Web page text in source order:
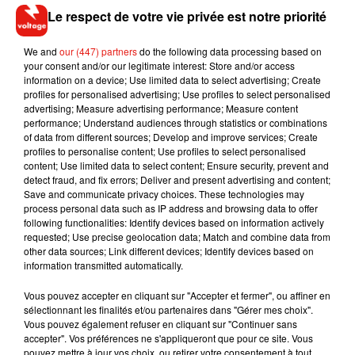
le dîner, le saviez-vous ?
restaurant sur trois en France. Au fast-food ou au restaurant,
il s’en est vendu 1,2 milliard l’an dernier, pour un prix moyen
d’un peu moins de 12€ !
Ecouter L'essentiel de l'actu 05/10/2016 15H
Musique
Fred again.. et Latin Mafia dévoilent enfin
leur mixtape créée en...
Le respect de votre vie privée est notre priorité
We and our (447) partnersdo the following data processing based on
your consent and/or our legitimate interest: Store and/or access
information on a device; Use limited data to select advertising; Create
profiles for personalised advertising; Use profiles to select personalised
advertising; Measure advertising performance; Measure content
performance; Understand audiences through statistics or combinations
of data from different sources; Develop and improve services; Create
profiles to personalise content; Use profiles to select personalised
content; Use limited data to select content; Ensure security, prevent and
detect fraud, and fix errors; Deliver and present advertising and content;
Save and communicate privacy choices. These technologies may
process personal data such as IP address and browsing data to offer
following functionalities: Identify devices based on information actively
requested; Use precise geolocation data; Match and combine data from
other data sources; Link different devices; Identify devices based on
information transmitted automatically.
Vous pouvez accepter en cliquant sur "Accepter et fermer", ou affiner en
sélectionnant les finalités et/ou partenaires dans "Gérer mes choix".
Vous pouvez également refuser en cliquant sur "Continuer sans
accepter". Vos préférences ne s'appliqueront que pour ce site. Vous
pouvez mettre à jour vos choix, ou retirer votre consentement à tout